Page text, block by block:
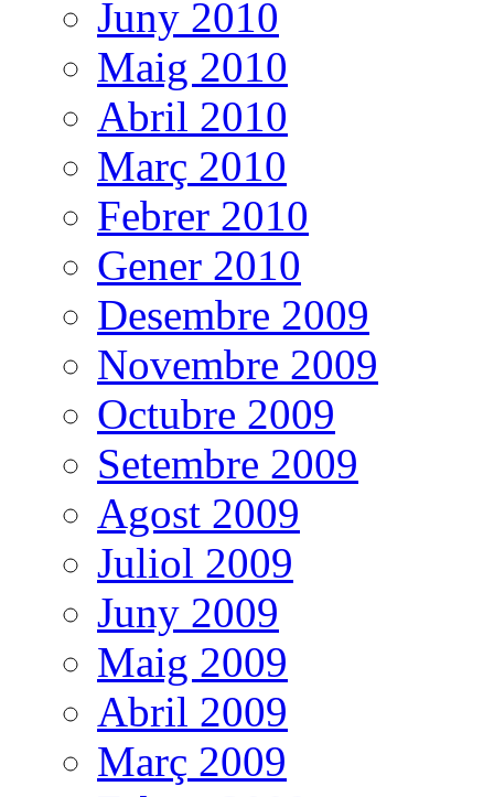
Juny 2010
Maig 2010
Abril 2010
Març 2010
Febrer 2010
Gener 2010
Desembre 2009
Novembre 2009
Octubre 2009
Setembre 2009
Agost 2009
Juliol 2009
Juny 2009
Maig 2009
Abril 2009
Març 2009